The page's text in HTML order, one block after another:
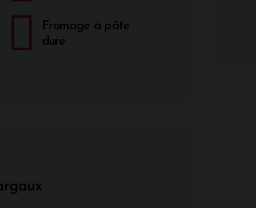
Fromage à pâte
dure